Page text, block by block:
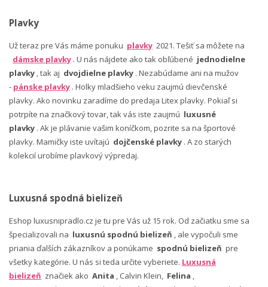
Plavky
Už teraz pre Vás máme ponuku plavky 2021. Tešiť sa môžete na
dámske plavky . U nás nájdete ako tak obľúbené jednodielne
plavky , tak aj dvojdielne plavky . Nezabúdame ani na mužov
- pánske plavky . Holky mladšieho veku zaujmú dievčenské
plavky. Ako novinku zaradíme do predaja Litex plavky. Pokiaľ si
potrpíte na značkový tovar, tak vás iste zaujmú luxusné
plavky . Ak je plávanie vašim koníčkom, pozrite sa na športové
plavky. Mamičky iste uvítajú dojčenské plavky . A zo starých
kolekcií urobíme plavkový výpredaj.
Luxusná spodná bielizeň
Eshop luxusnipradlo.cz je tu pre Vás už 15 rok. Od začiatku sme sa
špecializovali na luxusnú spodnú bielizeň , ale vypočuli sme
priania ďalších zákazníkov a ponúkame spodnú bielizeň pre
všetky kategórie. U nás si teda určite vyberiete. Luxusná
bielizeň značiek ako Anita , Calvin Klein, Felina ,